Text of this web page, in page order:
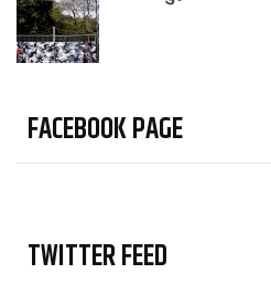
FACEBOOK PAGE
TWITTER FEED